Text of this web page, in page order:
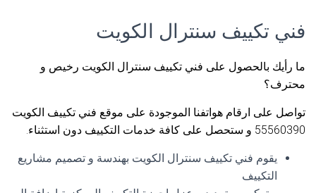
فني تكييف سنترال الكويت
ما رأيك بالحصول على فني تكييف سنترال الكويت رخيص و
محترف؟
تواصل على ارقام هواتفنا الموجودة على موقع فني تكييف الكويت
55560390 و ستحصل على كافة خدمات التكييف دون استثناء.
يقوم فني تكييف سنترال الكويت بهندسة و تصميم مشاريع
التكييف